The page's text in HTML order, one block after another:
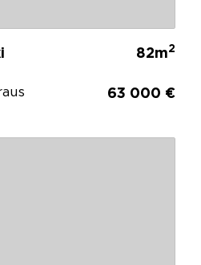
82m2
63 000 €